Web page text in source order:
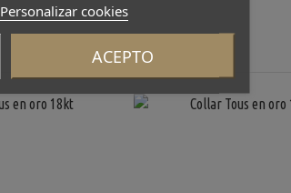
Personalizar cookies
ACEPTO